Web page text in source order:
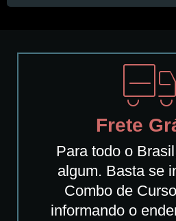
Frete
Para todo o
algum. Basta se
Combo de
informando o